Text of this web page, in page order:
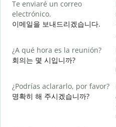
Te enviaré un correo
electrónico.
이메일을 보내드리겠습니다.
¿A qué hora es la reunión?
회의는 몇 시입니까?
¿Podrías aclararlo, por favor?
명확히 해 주시겠습니까?